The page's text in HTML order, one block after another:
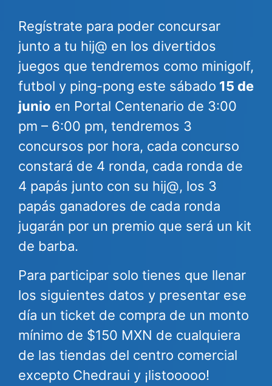
Regístrate para poder concursar
junto a tu hij@ en los divertidos
juegos que tendremos como minigolf,
futbol y ping-pong este sábado 15 de
junio en Portal Centenario de 3:00
pm – 6:00 pm, tendremos 3
concursos por hora, cada concurso
constará de 4 ronda, cada ronda de
4 papás junto con su hij@, los 3
papás ganadores de cada ronda
jugarán por un premio que será un kit
de barba.
Para participar solo tienes que llenar
los siguientes datos y presentar ese
día un ticket de compra de un monto
mínimo de $150 MXN de cualquiera
de las tiendas del centro comercial
excepto Chedraui y ¡listooooo!